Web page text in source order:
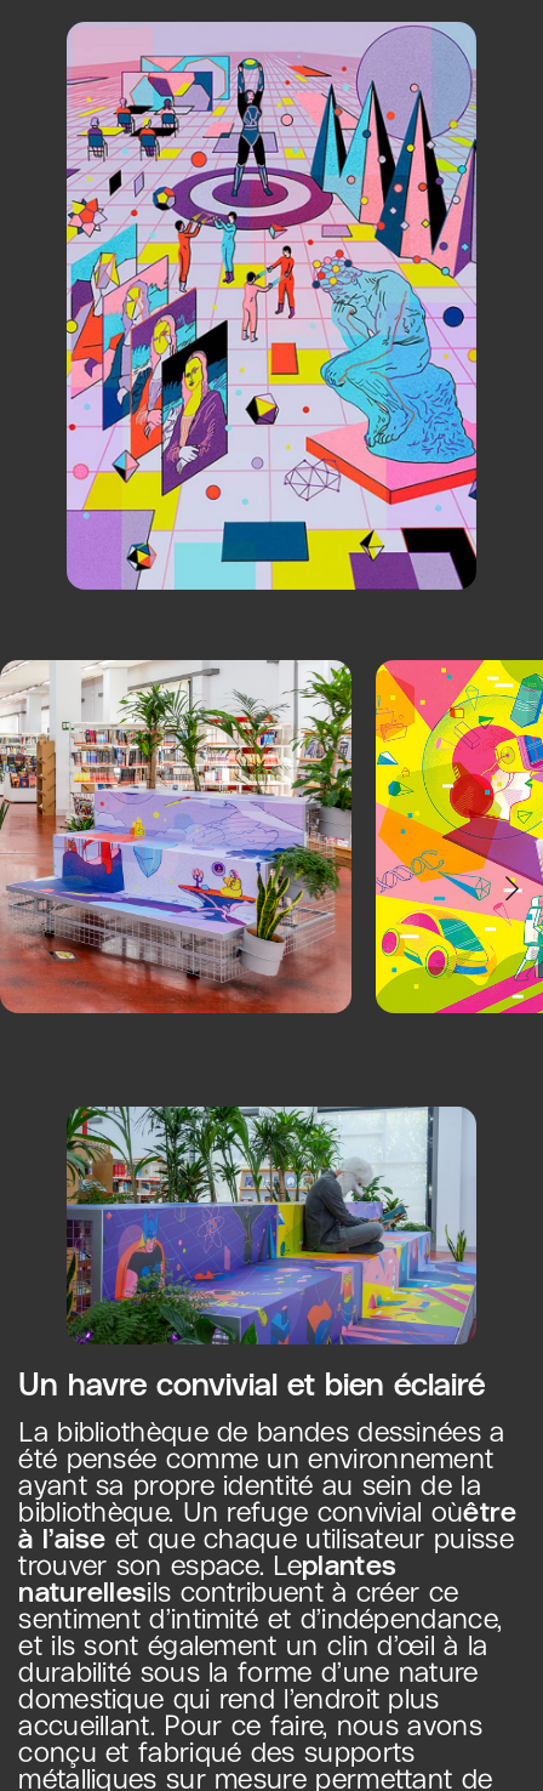
Un havre convivial et bien éclairé
La bibliothèque de bandes dessinées a
été pensée comme un environnement
ayant sa propre identité au sein de la
bibliothèque. Un refuge convivial oùêtre
à l’aise et que chaque utilisateur puisse
trouver son espace. Leplantes
naturellesils contribuent à créer ce
sentiment d’intimité et d’indépendance,
et ils sont également un clin d’œil à la
durabilité sous la forme d’une nature
domestique qui rend l’endroit plus
accueillant. Pour ce faire, nous avons
conçu et fabriqué des supports
métalliques sur mesure permettant de